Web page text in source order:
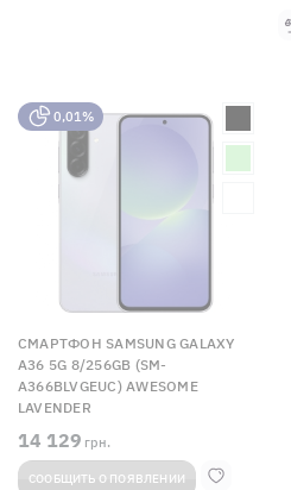
0,01%
СМАРТФОН SAMSUNG GALAXY
A36 5G 8/256GB (SM-
A366BLVGEUC) AWESOME
LAVENDER
14 129 грн.
СООБЩИТЬ О ПОЯВЛЕНИИ